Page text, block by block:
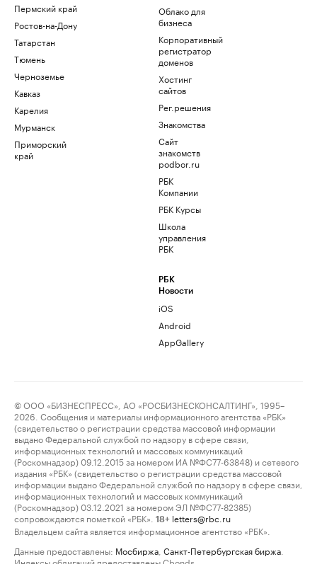
Пермский край
Ростов-на-Дону
Татарстан
Тюмень
Черноземье
Кавказ
Карелия
Мурманск
Приморский
край
Облако для
бизнеса
Корпоративный
регистратор
доменов
Хостинг
сайтов
Рег.решения
Знакомства
Сайт
знакомств
podbor.ru
РБК
Компании
РБК Курсы
Школа
управления
РБК
РБК
Новости
iOS
Android
AppGallery
© ООО «БИЗНЕСПРЕСС», АО «РОСБИЗНЕСКОНСАЛТИНГ», 1995–
2026. Сообщения и материалы информационного агентства «РБК»
(свидетельство о регистрации средства массовой информации
выдано Федеральной службой по надзору в сфере связи,
информационных технологий и массовых коммуникаций
(Роскомнадзор) 09.12.2015 за номером ИА №ФС77-63848) и сетевого
издания «РБК» (свидетельство о регистрации средства массовой
информации выдано Федеральной службой по надзору в сфере связи,
информационных технологий и массовых коммуникаций
(Роскомнадзор) 03.12.2021 за номером ЭЛ №ФС77-82385)
сопровождаются пометкой «РБК».
18+ letters@rbc.ru
Владельцем сайта является информационное агентство «РБК».
Данные предоставлены: Мосбиржа Санкт-Петербургская биржа